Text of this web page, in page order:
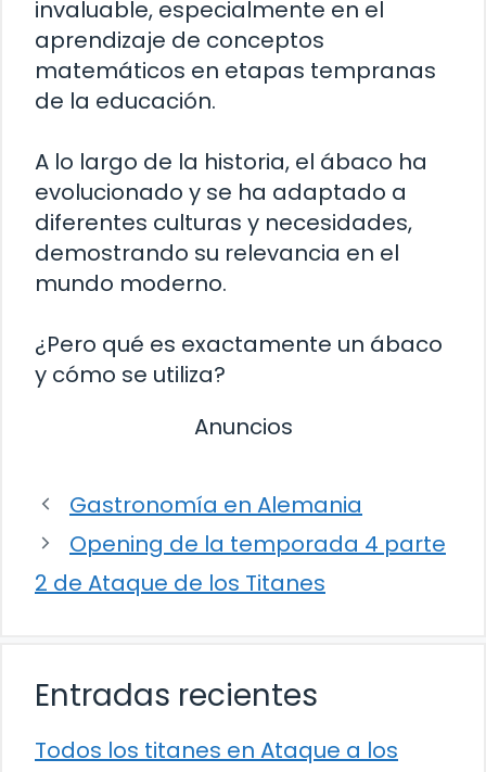
invaluable, especialmente en el
aprendizaje de conceptos
matemáticos en etapas tempranas
de la educación.
A lo largo de la historia, el ábaco ha
evolucionado y se ha adaptado a
diferentes culturas y necesidades,
demostrando su relevancia en el
mundo moderno.
¿Pero qué es exactamente un ábaco
y cómo se utiliza?
Anuncios
Gastronomía en Alemania
Opening de la temporada 4 parte
2 de Ataque de los Titanes
Entradas recientes
Todos los titanes en Ataque a los